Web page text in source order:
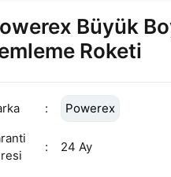
Büyük
Roketi
Powerex
24 Ay